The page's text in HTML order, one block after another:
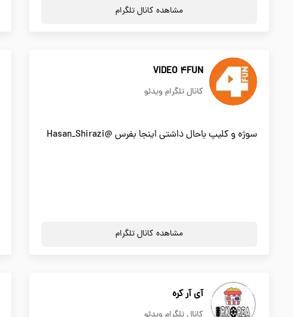
مشاهده کانال تلگرام
VIDEO 4FUN
کانال تلگرام ویدئو
سوژه و کلیپ باحال داشتی اینجا بفرس @Hasan_Shirazi
مشاهده کانال تلگرام
آی آر کره